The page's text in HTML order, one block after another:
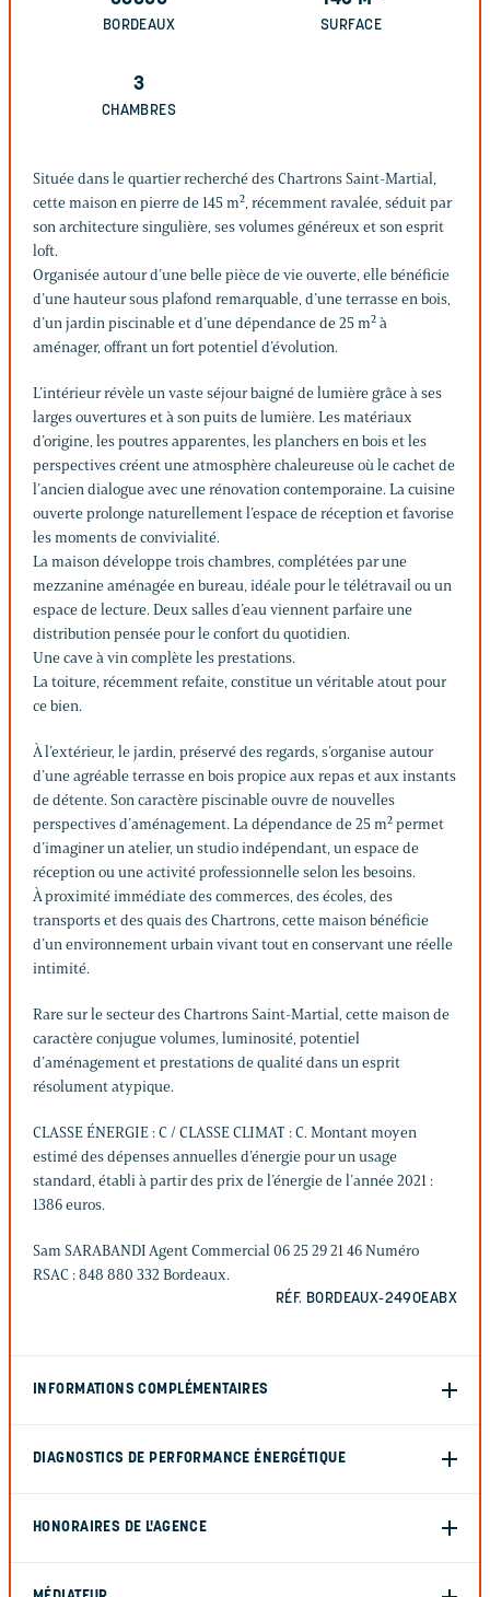
BORDEAUX SURFACE
3
CHAMBRES
Située dans le quartier recherché des Chartrons Saint-Martial,
cette maison en pierre de 145 m², récemment ravalée, séduit par
son architecture singulière, ses volumes généreux et son esprit
loft.
Organisée autour d’une belle pièce de vie ouverte, elle bénéficie
d’une hauteur sous plafond remarquable, d’une terrasse en bois,
d’un jardin piscinable et d’une dépendance de 25 m² à
aménager, offrant un fort potentiel d’évolution.
L’intérieur révèle un vaste séjour baigné de lumière grâce à ses
larges ouvertures et à son puits de lumière. Les matériaux
d’origine, les poutres apparentes, les planchers en bois et les
perspectives créent une atmosphère chaleureuse où le cachet de
l’ancien dialogue avec une rénovation contemporaine. La cuisine
ouverte prolonge naturellement l’espace de réception et favorise
les moments de convivialité.
La maison développe trois chambres, complétées par une
mezzanine aménagée en bureau, idéale pour le télétravail ou un
espace de lecture. Deux salles d’eau viennent parfaire une
distribution pensée pour le confort du quotidien.
Une cave à vin complète les prestations.
La toiture, récemment refaite, constitue un véritable atout pour
ce bien.
À l’extérieur, le jardin, préservé des regards, s’organise autour
d’une agréable terrasse en bois propice aux repas et aux instants
de détente. Son caractère piscinable ouvre de nouvelles
perspectives d’aménagement. La dépendance de 25 m² permet
d’imaginer un atelier, un studio indépendant, un espace de
réception ou une activité professionnelle selon les besoins.
À proximité immédiate des commerces, des écoles, des
transports et des quais des Chartrons, cette maison bénéficie
d’un environnement urbain vivant tout en conservant une réelle
intimité.
Rare sur le secteur des Chartrons Saint-Martial, cette maison de
caractère conjugue volumes, luminosité, potentiel
d’aménagement et prestations de qualité dans un esprit
résolument atypique.
CLASSE ÉNERGIE : C / CLASSE CLIMAT : C. Montant moyen
estimé des dépenses annuelles d’énergie pour un usage
standard, établi à partir des prix de l’énergie de l’année 2021 :
1386 euros.
Sam SARABANDI Agent Commercial 06 25 29 21 46 Numéro
RSAC : 848 880 332 Bordeaux.
RÉF. BORDEAUX-2490EABX
INFORMATIONS COMPLÉMENTAIRES
DIAGNOSTICS DE PERFORMANCE ÉNERGÉTIQUE
HONORAIRES DE L'AGENCE